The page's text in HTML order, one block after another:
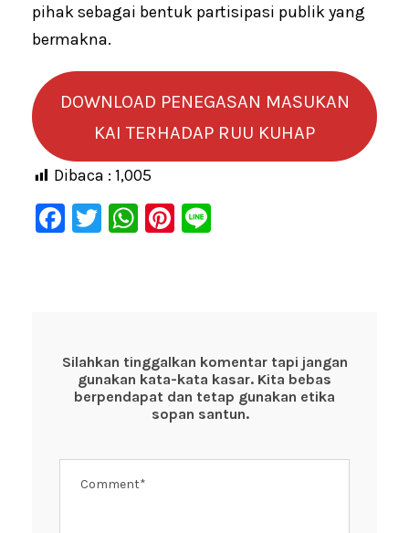
pihak sebagai bentuk partisipasi publik yang
bermakna.
DOWNLOAD PENEGASAN MASUKAN
KAI TERHADAP RUU KUHAP
Dibaca : 1,005
F
o
o
T
W
p
p
Pi
Silahkan tinggalkan komentar tapi jangan
gunakan kata-kata kasar. Kita bebas
berpendapat dan tetap gunakan etika
sopan santun.